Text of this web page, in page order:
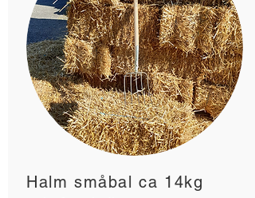
Halm småbal ca 14kg